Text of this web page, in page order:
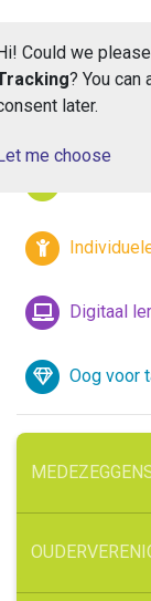
Digitaal
Oog voor
Could we
? You can
later.
me choose